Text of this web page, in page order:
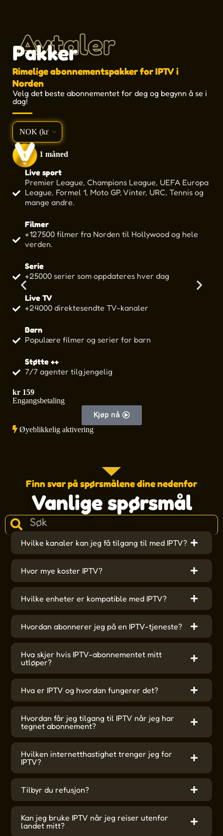
Avtaler
Pakker
Rimelige abonnementspakker for IPTV i
Norden
Velg det beste abonnementet for deg og begynn å se i
dag!
1 måned
Live sport
Premier League, Champions League, UEFA Europa
League, Formel 1, Moto GP, Vinter, URC, Tennis og
mange andre.
Filmer
+127500 filmer fra Norden til Hollywood og hele
verden.
Serie
+25000 serier som oppdateres hver dag
Live TV
+24000 direktesendte TV-kanaler
Barn
Populære filmer og serier for barn
Støtte ++
7/7 agenter tilgjengelig
kr 159
Engangsbetaling
Kjøp nå
Øyeblikkelig aktivering
Finn svar på spørsmålene dine nedenfor
Vanlige spørsmål
Hvilke kanaler kan jeg få tilgang til med IPTV?
Hvor mye koster IPTV?
Hvilke enheter er kompatible med IPTV?
Hvordan abonnerer jeg på en IPTV-tjeneste?
Hva skjer hvis IPTV-abonnementet mitt
utløper?
Hva er IPTV og hvordan fungerer det?
Hvordan får jeg tilgang til IPTV når jeg har
tegnet abonnement?
Hvilken internetthastighet trenger jeg for
IPTV?
Tilbyr du refusjon?
Kan jeg bruke IPTV når jeg reiser utenfor
landet mitt?